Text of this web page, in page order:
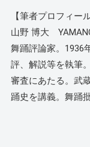
【筆者プロフィール
山野 博大
舞踊評論家。1936
評、解説等を執筆
審査にあたる。武
踊史を講義。舞踊